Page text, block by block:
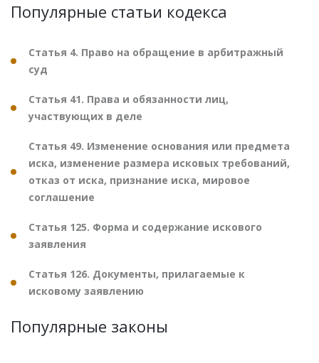
Популярные статьи кодекса
Статья 4. Право на обращение в арбитражный
суд
Статья 41. Права и обязанности лиц,
участвующих в деле
Статья 49. Изменение основания или предмета
иска, изменение размера исковых требований,
отказ от иска, признание иска, мировое
соглашение
Статья 125. Форма и содержание искового
заявления
Статья 126. Документы, прилагаемые к
исковому заявлению
Популярные законы